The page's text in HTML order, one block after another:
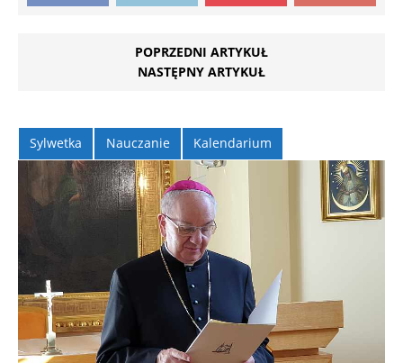
POPRZEDNI ARTYKUŁ
NASTĘPNY ARTYKUŁ
Sylwetka Nauczanie Kalendarium